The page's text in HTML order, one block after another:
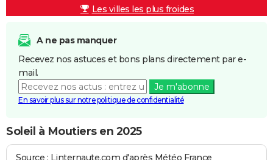
Les villes les plus froides
A ne pas manquer
Recevez nos astuces et bons plans directement par e-
mail.
Je m'abonne
En savoir plus sur notre politique de confidentialité
Soleil à Moutiers en 2025
Source : Linternaute.com d'après Météo France